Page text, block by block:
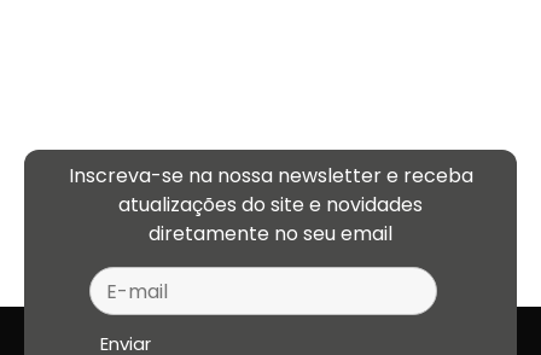
Inscreva-se na nossa newsletter e receba
atualizações do site e novidades
diretamente no seu email